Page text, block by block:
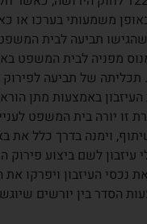
משמעותי בערכו או
שהגישו תביעה לבית
מנוס מפניה לבית המשפט
תכליתה של תביעה
באמצעות מתן
זו יורה בית המשפט
וימנה בדרך כלל את
עיזבון לשם ביצוע פירוק
נכסי העיזבון ויפרקו את
הסדר בין יורשים